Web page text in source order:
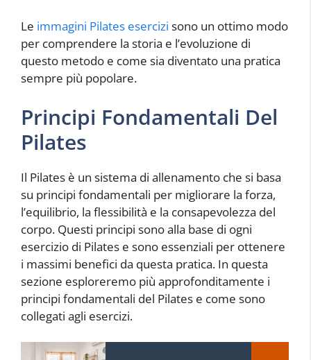
Le immagini Pilates esercizi sono un ottimo modo
per comprendere la storia e l’evoluzione di
questo metodo e come sia diventato una pratica
sempre più popolare.
Principi Fondamentali Del
Pilates
Il Pilates è un sistema di allenamento che si basa
su principi fondamentali per migliorare la forza,
l’equilibrio, la flessibilità e la consapevolezza del
corpo. Questi principi sono alla base di ogni
esercizio di Pilates e sono essenziali per ottenere
i massimi benefici da questa pratica. In questa
sezione esploreremo più approfonditamente i
principi fondamentali del Pilates e come sono
collegati agli esercizi.